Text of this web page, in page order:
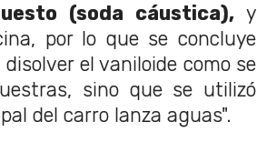
(soda cáustica),y
por lo que se concluye
el vaniloide como se
sino que se utilizó
del carro lanza aguas".